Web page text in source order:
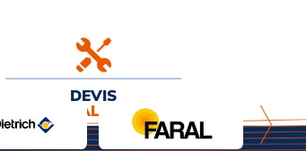
DEVIS
& INSTALLATION